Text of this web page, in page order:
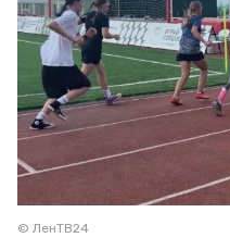
© ЛенТВ24